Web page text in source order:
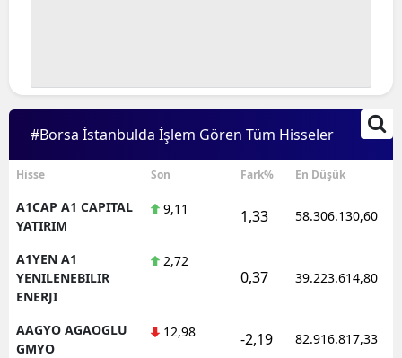
#Borsa İstanbulda İşlem Gören Tüm Hisseler
Hisse Son Fark% En Düşük
A1CAP A1 CAPITAL
YATIRIM
9,11 1,33 58.306.130,60
A1YEN A1
YENILENEBILIR
ENERJI
2,72
0,37 39.223.614,80
AAGYO AGAOGLU
GMYO
12,98 -2,19 82.916.817,33